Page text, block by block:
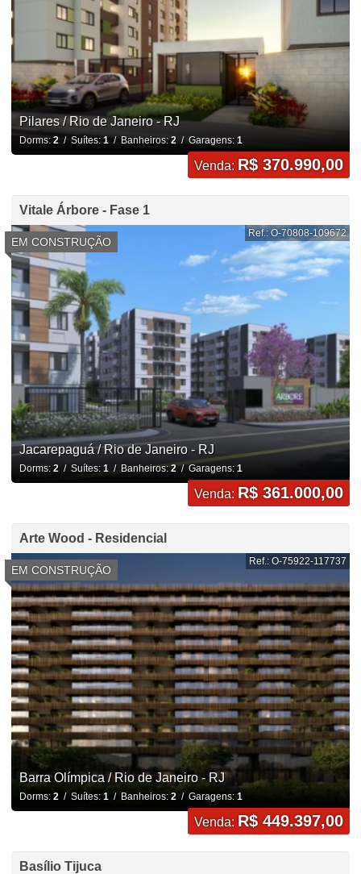
Pilares / Rio de Janeiro - RJ
Dorms: 2/ Suítes: 1/ Banheiros:2/ Garagens: 1
Venda: R$ 370.990,00
Vitale Árbore - Fase 1
EM CONSTRUÇÃO
Ref.: O-70808-109672
Jacarepaguá / Rio de Janeiro - RJ
Dorms: 2/ Suítes: 1/ Banheiros:2/ Garagens: 1
Venda: R$ 361.000,00
Arte Wood - Residencial
EM CONSTRUÇÃO
Ref.: O-75922-117737
Barra Olímpica / Rio de Janeiro - RJ
Dorms: 2 / Suítes: 1 / Banheiros: 2/ Garagens: 1
Venda: R$ 449.397,00
Basílio Tijuca